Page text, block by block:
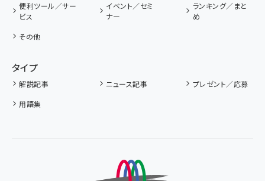
便利ツール／サー
ビス
イベント／セミ
ナー
ランキング／まと
め
その他
タイプ
解説記事 ニュース記事
プレゼント／応募
用語集